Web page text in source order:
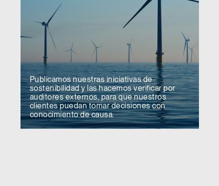
Publicamos nuestras iniciativas de
sostenibilidad y las hacemos verificar por
auditores externos, para que nuestros
clientes puedan tomar decisiones con
conocimiento de causa.